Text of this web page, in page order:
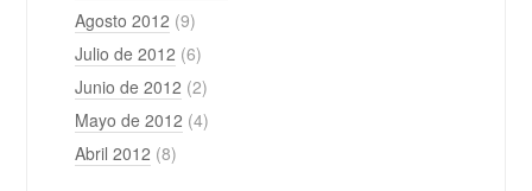
Agosto 2012 (9)
Julio de 2012 (6)
Junio de 2012 (2)
Mayo de 2012 (4)
Abril 2012 (8)